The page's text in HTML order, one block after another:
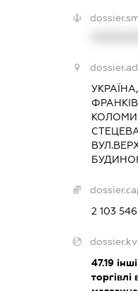
2 103
47.19
торгівлі